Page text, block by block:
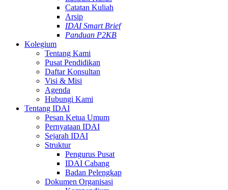
Catatan Kuliah
Arsip
IDAI Smart Brief
Panduan P2KB
Kolegium
Tentang Kami
Pusat Pendidikan
Daftar Konsultan
Visi & Misi
Agenda
Hubungi Kami
Tentang IDAI
Pesan Ketua Umum
Pernyataan IDAI
Sejarah IDAI
Struktur
Pengurus Pusat
IDAI Cabang
Badan Pelengkap
Dokumen Organisasi